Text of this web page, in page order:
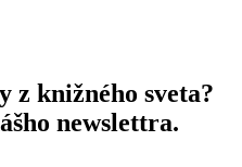
knižného sveta?
newslettra.